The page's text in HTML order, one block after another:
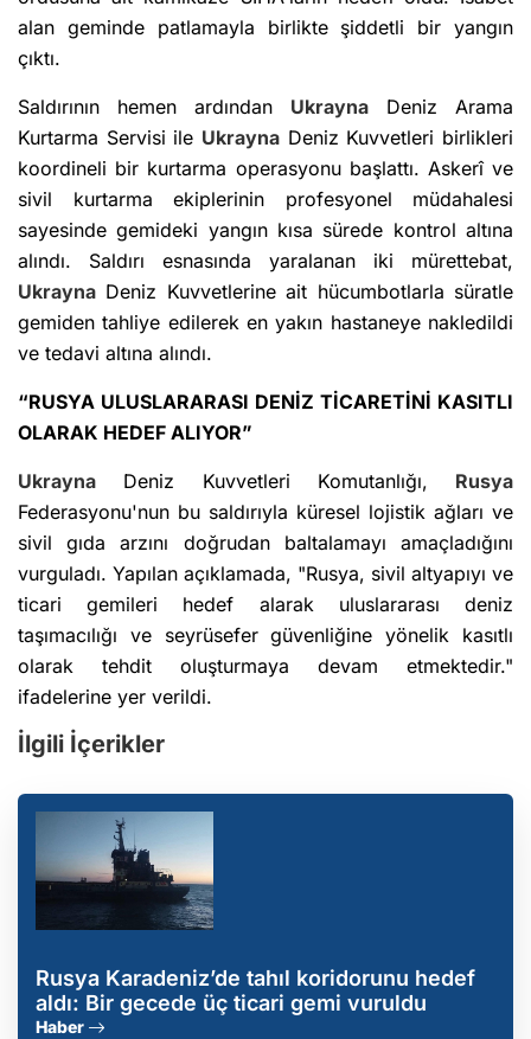
alan geminde patlamayla birlikte şiddetli bir yangın
çıktı.
Saldırının hemen ardından Ukrayna Deniz Arama
Kurtarma Servisi ile Ukrayna Deniz Kuvvetleri birlikleri
koordineli bir kurtarma operasyonu başlattı. Askerî ve
sivil kurtarma ekiplerinin profesyonel müdahalesi
sayesinde gemideki yangın kısa sürede kontrol altına
alındı. Saldırı esnasında yaralanan iki mürettebat,
Ukrayna Deniz Kuvvetlerine ait hücumbotlarla süratle
gemiden tahliye edilerek en yakın hastaneye nakledildi
ve tedavi altına alındı.
“RUSYA ULUSLARARASI DENİZ TİCARETİNİ KASITLI
OLARAK HEDEF ALIYOR”
Ukrayna Deniz Kuvvetleri Komutanlığı, Rusya
Federasyonu'nun bu saldırıyla küresel lojistik ağları ve
sivil gıda arzını doğrudan baltalamayı amaçladığını
vurguladı. Yapılan açıklamada, "Rusya, sivil altyapıyı ve
ticari gemileri hedef alarak uluslararası deniz
taşımacılığı ve seyrüsefer güvenliğine yönelik kasıtlı
olarak tehdit oluşturmaya devam etmektedir."
ifadelerine yer verildi.
İlgili İçerikler
Rusya Karadeniz’de tahıl koridorunu hedef
aldı: Bir gecede üç ticari gemi vuruldu
Haber